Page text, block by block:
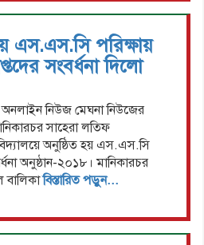
এস.এস.সি পরিক্ষায়
সংবর্ধনা দিলো
নিউজ মেঘনা নিউজের
সাহেরা লতিফ
অনুষ্ঠিত হয় এস.এস.সি
অনুষ্ঠান-২০১৮। মানিকারচর
বালিকাবিস্তারিত পড়ুন...